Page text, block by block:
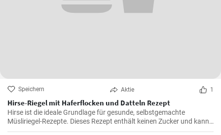
Speichern Aktie 1
Hirse-Riegel mit Haferflocken und Datteln Rezept
Hirse ist die ideale Grundlage für gesunde, selbstgemachte
Müsliriegel-Rezepte. Dieses Rezept enthält keinen Zucker und kann
auch ohne Kakaopulver zubereitet werden.